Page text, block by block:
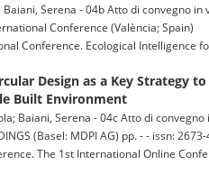
Serena - 04b Atto di convegno in
Conference (València; Spain)
Conference. Ecological
Design as a Key Strategy
Built Environment
Baiani, Serena - 04c Atto di convegno
(Basel: MDPI AG) pp. - - issn:
The 1st International Online